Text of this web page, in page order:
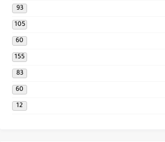
93
105
60
155
83
60
12